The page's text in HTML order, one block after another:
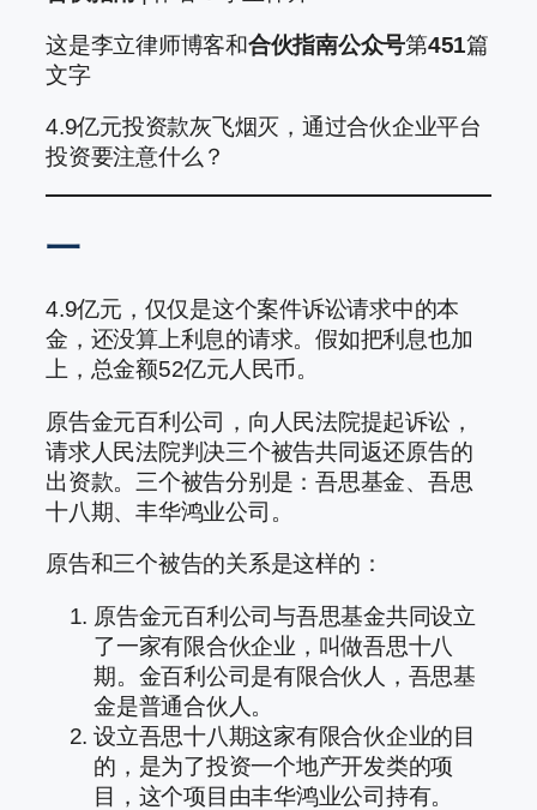
这是李立律师博客和合伙指南公众号第451篇
文字
4.9亿元投资款灰飞烟灭，通过合伙企业平台
投资要注意什么？
一
4.9亿元，仅仅是这个案件诉讼请求中的本
金，还没算上利息的请求。假如把利息也加
上，总金额52亿元人民币。
原告金元百利公司，向人民法院提起诉讼，
请求人民法院判决三个被告共同返还原告的
出资款。三个被告分别是：吾思基金、吾思
十八期、丰华鸿业公司。
原告和三个被告的关系是这样的：
原告金元百利公司与吾思基金共同设立
了一家有限合伙企业，叫做吾思十八
期。金百利公司是有限合伙人，吾思基
金是普通合伙人。
设立吾思十八期这家有限合伙企业的目
的，是为了投资一个地产开发类的项
目，这个项目由丰华鸿业公司持有。